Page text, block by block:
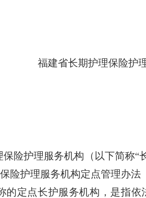
福建省长期护理保险护
护理服务机构（以下简称“
险护理服务机构定点管理办法
点长护服务机构，是指依